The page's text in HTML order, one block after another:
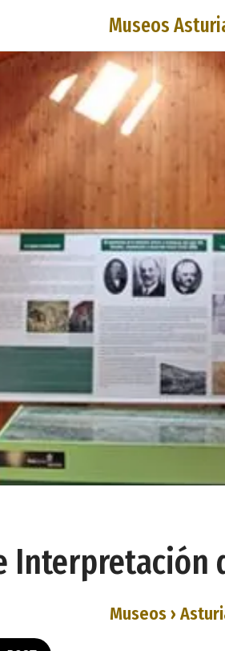
Museos
Interpretación
Museos ›